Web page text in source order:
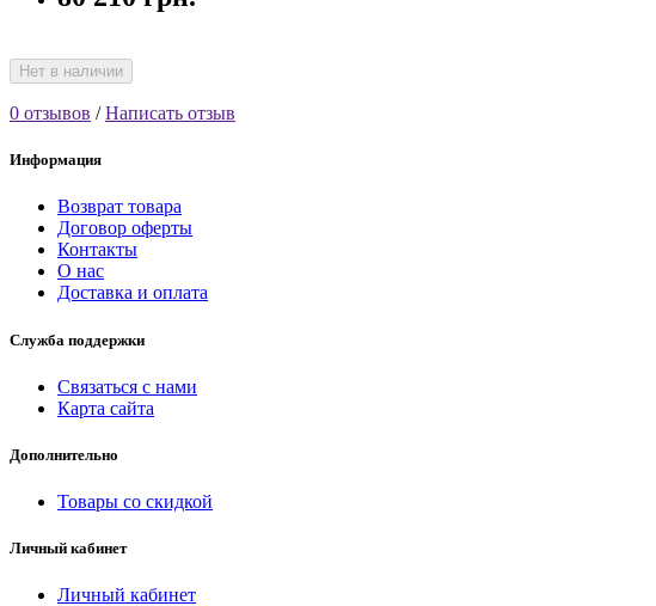
Нет в наличии
0 отзывов /Написать отзыв
Информация
Возврат товара
Договор оферты
Контакты
О нас
Доставка и оплата
Служба поддержки
Связаться с нами
Карта сайта
Дополнительно
Товары со скидкой
Личный кабинет
Личный кабинет